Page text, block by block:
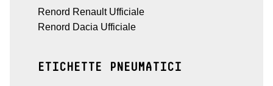
Renord Renault Ufficiale
Renord Dacia Ufficiale
ETICHETTE PNEUMATICI